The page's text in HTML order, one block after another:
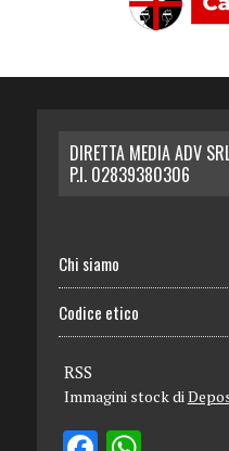
DIRETTA MEDIA ADV
P.I. 02839380306
Chi siamo
Codice etico
RSS
Immagini stock di